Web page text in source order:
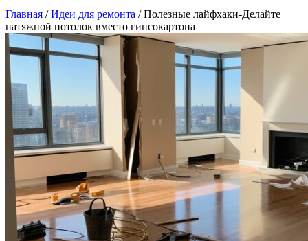
Главная / Идеи для ремонта / Полезные лайфхаки-Делайте
натяжной потолок вместо гипсокартона